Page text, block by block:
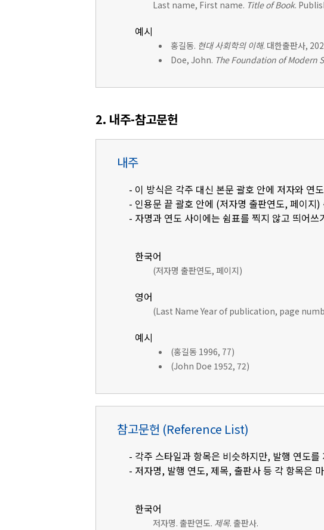
Last name, First name. Title of Book.
예시
홍길동. 현대 사회학의 이해. 대한출판사,
Doe, John. The Foundation of Modern
2. 내주-참고문헌
내주
- 이 방식은 각주 대신 본문 괄호 안에 저자와 연
- 인용문 끝 괄호 안에 (저자명 출판연도, 페이지)
- 자명과 연도 사이에는 쉼표를 찍지 않고 띄어
한국어
(저자명 출판연도, 페이지)
영어
(Last Name Year of publication, page
예시
(홍길동 1996, 77)
(John Doe 1952, 72)
참고문헌 (Reference List)
- 각주 스타일과 항목은 비슷하지만, 발행 연도
- 저자명, 발행 연도, 제목, 출판사 등 각 항목은
한국어
저자명. 출판연도. 제목. 출판사.